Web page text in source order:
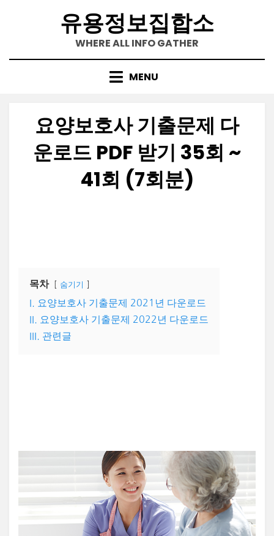
유용정보집합소
WHERE ALL INFO GATHER
MENU
요양보호사 기출문제 다
운로드 PDF 받기 35회 ~
41회 (7회분)
목차 숨기기
I. 요양보호사 기출문제 2021년 다운로드
II. 요양보호사 기출문제 2022년 다운로드
III. 관련글